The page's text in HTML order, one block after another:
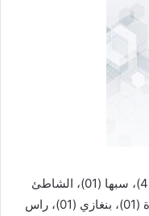
وسجلت الحالات في كل من: طرابلس (42)، سبها (01)، الشاطئ
(13)، تمنهنت (02)، مصراتة (04)، العامرة (01)، بنغازي (01)، راس